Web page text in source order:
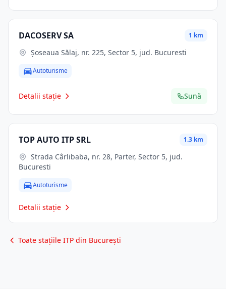
DACOSERV SA 1 km
Șoseaua Sălaj, nr. 225, Sector 5, jud. Bucuresti
Autoturisme
Detalii stație Sună
TOP AUTO ITP SRL 1.3 km
Bucuresti
Autoturisme
Detalii stație
Toate stațiile ITP din București